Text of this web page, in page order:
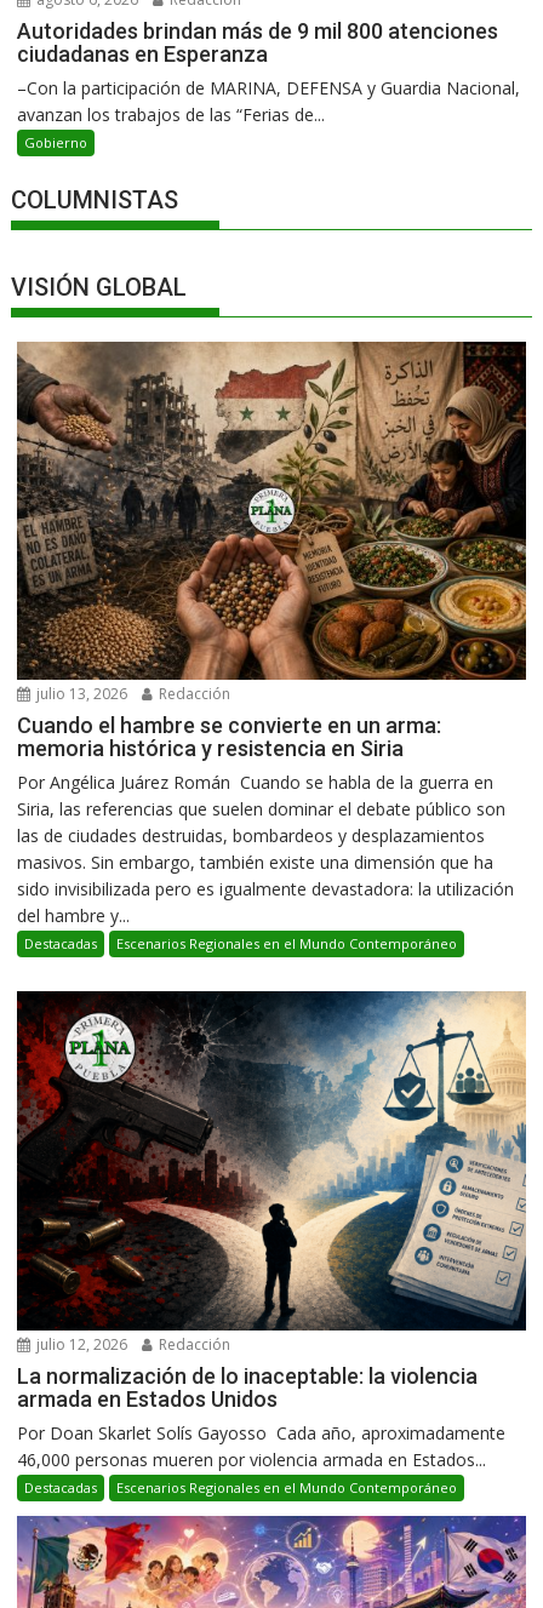
Autoridades brindan más de 9 mil 800 atenciones
ciudadanas en Esperanza
–Con la participación de MARINA, DEFENSA y Guardia Nacional,
avanzan los trabajos de las “Ferias de...
Gobierno
COLUMNISTAS
VISIÓN GLOBAL
julio 13, 2026 Redacción
Cuando el hambre se convierte en un arma:
memoria histórica y resistencia en Siria
Por Angélica Juárez Román Cuando se habla de la guerra en
Siria, las referencias que suelen dominar el debate público son
las de ciudades destruidas, bombardeos y desplazamientos
masivos. Sin embargo, también existe una dimensión que ha
sido invisibilizada pero es igualmente devastadora: la utilización
del hambre y...
Destacadas Escenarios Regionales en el Mundo Contemporáneo
julio 12, 2026 Redacción
La normalización de lo inaceptable: la violencia
armada en Estados Unidos
Por Doan Skarlet Solís Gayosso Cada año, aproximadamente
46,000 personas mueren por violencia armada en Estados...
Destacadas Escenarios Regionales en el Mundo Contemporáneo